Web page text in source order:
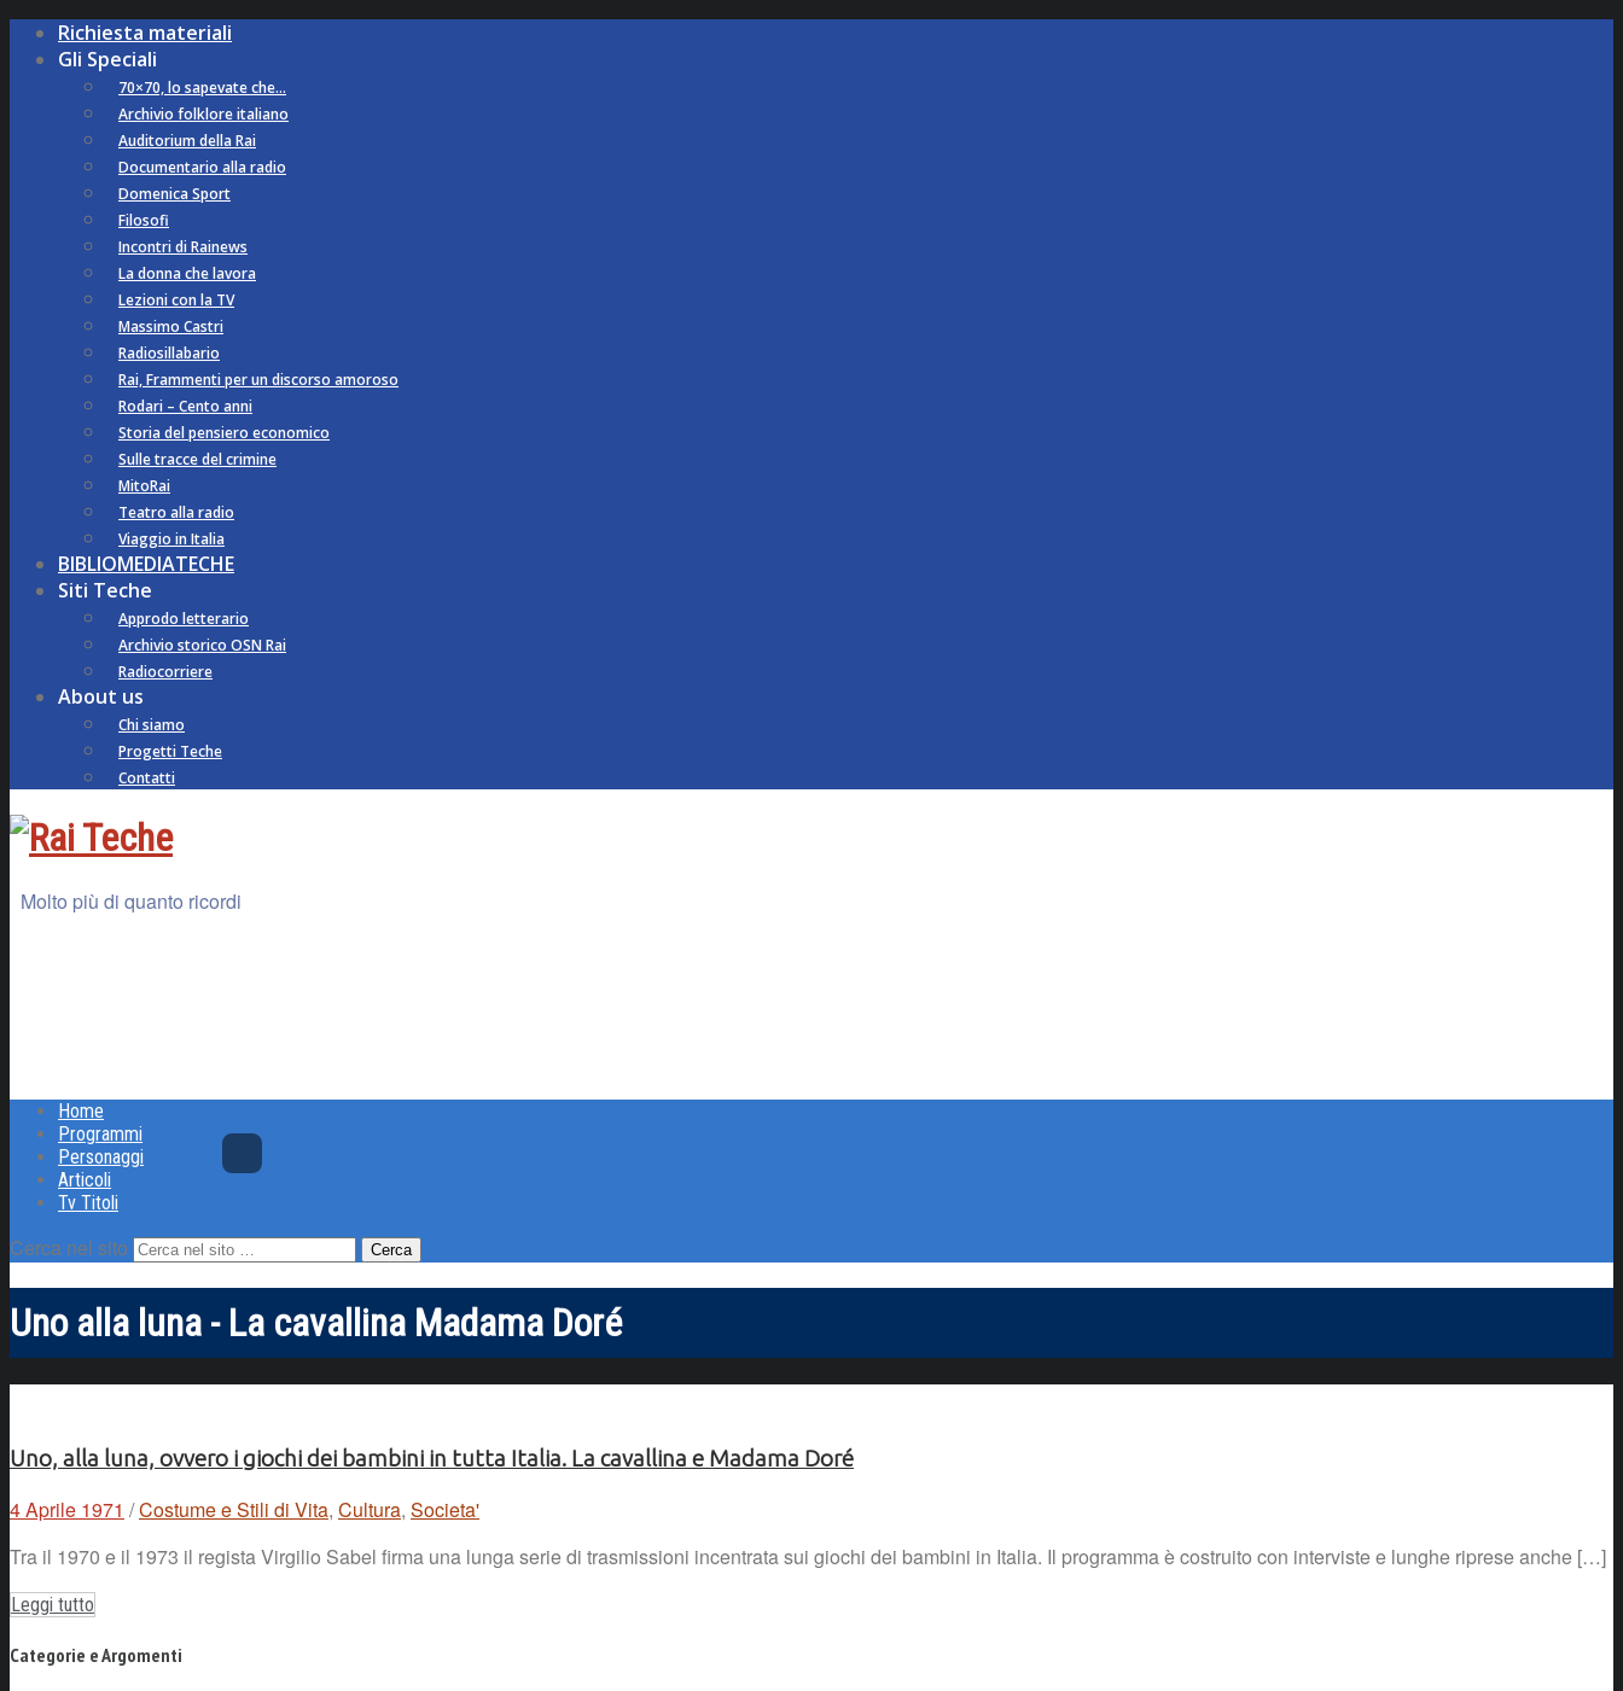
Richiesta materiali
Gli Speciali
70×70, lo sapevate che…
Archivio folklore italiano
Auditorium della Rai
Documentario alla radio
Domenica Sport
Filosofi
Incontri di Rainews
La donna che lavora
Lezioni con la TV
Massimo Castri
Radiosillabario
Rai, Frammenti per un discorso amoroso
Rodari – Cento anni
Storia del pensiero economico
Sulle tracce del crimine
MitoRai
Teatro alla radio
Viaggio in Italia
BIBLIOMEDIATECHE
Siti Teche
Approdo letterario
Archivio storico OSN Rai
Radiocorriere
About us
Chi siamo
Progetti Teche
Contatti
Molto più di quanto ricordi
Home
Programmi
Personaggi
Articoli
Tv Titoli
Cerca nel sito
Uno alla luna - La cavallina Madama Doré
Uno, alla luna, ovvero i giochi dei bambini in tutta Italia. La cavallina e Madama Doré
4 Aprile 1971 /Costume e Stili di Vita, Cultura, Societa'
Tra il 1970 e il 1973 il regista Virgilio Sabel firma una lunga serie di trasmissioni incentrata sui giochi dei bambini in Italia. Il programma è costruito con interviste e lunghe riprese anche […]
Leggi tutto
Categorie e Argomenti